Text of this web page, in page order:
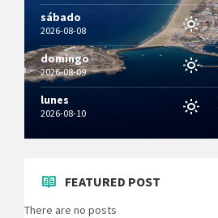
sábado
2026-08-08
domingo
2026-08-09
lunes
2026-08-10
FEATURED POST
There are no posts